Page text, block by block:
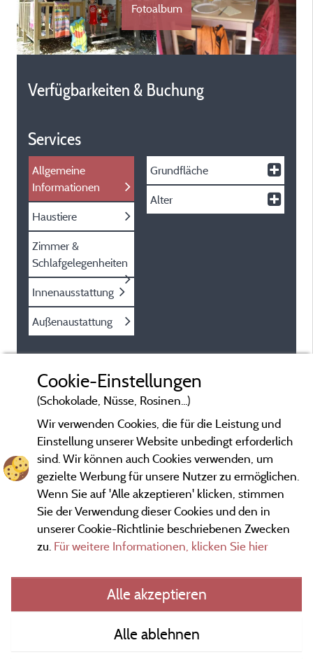
Fotoalbum
Verfügbarkeiten & Buchung
Services
Allgemeine
Informationen
Haustiere
Zimmer &
Schlafgelegenheiten
Innenausstattung
Außenaustattung
Grundfläche
Alter
Gesetzliche Bedingungen
Herausgeberinformationen und Adressen
Kontakt
Cookie-Einstellungen
(Schokolade, Nüsse, Rosinen...)
Wir verwenden Cookies, die für die Leistung und
Einstellung unserer Website unbedingt erforderlich
sind. Wir können auch Cookies verwenden, um
gezielte Werbung für unsere Nutzer zu ermöglichen.
Wenn Sie auf 'Alle akzeptieren' klicken, stimmen
Sie der Verwendung dieser Cookies und den in
unserer Cookie-Richtlinie beschriebenen Zwecken
zu. Für weitere Informationen, klicken Sie hier
Alle akzeptieren
Alle ablehnen